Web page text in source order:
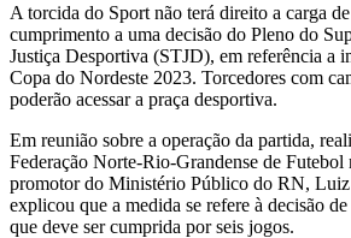
A torcida do Sport não terá direito a carga
cumprimento a uma decisão do Pleno do
Justiça Desportiva (STJD), em referência a
Copa do Nordeste 2023. Torcedores com
poderão acessar a praça desportiva.
Em reunião sobre a operação da partida,
Federação Norte-Rio-Grandense de
promotor do Ministério Público do RN,
explicou que a medida se refere à decisão
que deve ser cumprida por seis jogos.